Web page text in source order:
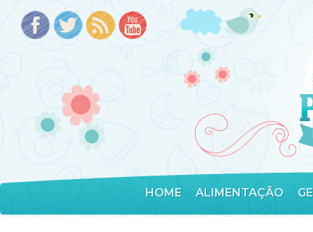
HOME ALIMENTAÇÃO